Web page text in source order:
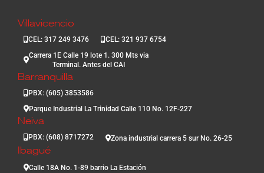
Villavicencio
CEL: 317 249 3476
CEL: 321 937 6754
Carrera 1E Calle 19 lote 1. 300 Mts via
Terminal. Antes del CAI
Barranquilla
PBX: (605) 3853586
Parque Industrial La Trinidad Calle 110 No. 12F-227
Neiva
PBX: (608) 8717272 Zona industrial carrera 5 sur No. 26-25
Ibagué
Calle 18A No. 1-89 barrio La Estación